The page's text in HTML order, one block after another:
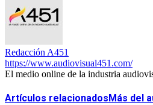
Redacción A451
https://www.audiovisual451.com/
El medio online de la industria
Artículos relacionadosMás del